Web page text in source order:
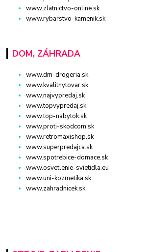
www.zlatnictvo-online.sk
www.rybarstvo-kamenik.sk
DOM, ZÁHRADA
www.dm-drogeria.sk
www.kvalitnytovar.sk
www.najvypredaj.sk
www.topvypredaj.sk
www.top-nabytok.sk
www.proti-skodcom.sk
www.retromaxishop.sk
www.superpredajca.sk
www.spotrebice-domace.sk
www.osvetlenie-svietidla.eu
www.uni-kozmetika.sk
www.zahradnicek.sk